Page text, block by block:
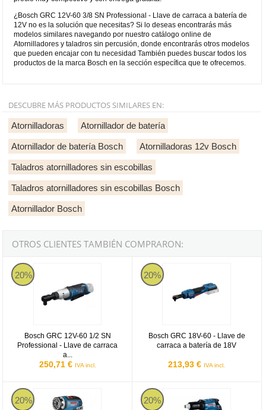
¿Bosch GRC 12V-60 3/8 SN Professional - Llave de carraca a batería de
12V no es la solución que necesitas? Si lo deseas encontrarás más
modelos similares navegando por nuestro catálogo online de
Atornilladores y taladros sin percusión, donde encontrarás otros modelos
que pueden encajar con tu necesidad También puedes buscar todos los
productos de la marca Bosch en la sección específica que te ofrecemos.
DESCUBRE MÁS PRODUCTOS SIMILARES EN:
Atornilladoras Atornillador de batería
Atornillador de batería Bosch Atornilladoras 12v Bosch
Taladros atornilladores sin escobillas
Taladros atornilladores sin escobillas Bosch
Atornillador Bosch
OTROS CLIENTES TAMBIÉN COMPRARON:
20%
Bosch GRC 12V-60 1/2 SN
Professional - Llave de carraca
a...
250,71 € IVA incl.
Bosch GRC 12V-60 1/2 SN Professional - Llave de carraca a
20%
Bosch GRC 18V-60 - Llave de
carraca a batería de 18V
213,93 € IVA incl.
Bosch GRC 18V-60 - Llave de
20%
Taladro atornillador a batería Bosch GSR 12V-35 FC Professional
20%
Bosch GTB 12V-11 Professional